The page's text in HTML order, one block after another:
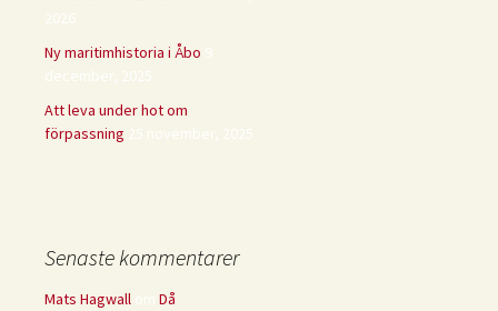
2026
Ny maritimhistoria i Åbo 9
december, 2025
Att leva under hot om
förpassning
25 november, 2025
Senaste kommentarer
Mats Hagwall om Då